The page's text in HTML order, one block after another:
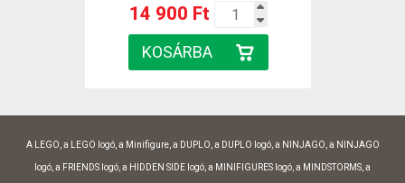
14 900 Ft
A LEGO, a LEGO logó, a Minifigure, a DUPLO, a DUPLO logó, a NINJAGO, a NINJAGO
logó, a FRIENDS logó, a HIDDEN SIDE logó, a MINIFIGURES logó, a MINDSTORMS, a